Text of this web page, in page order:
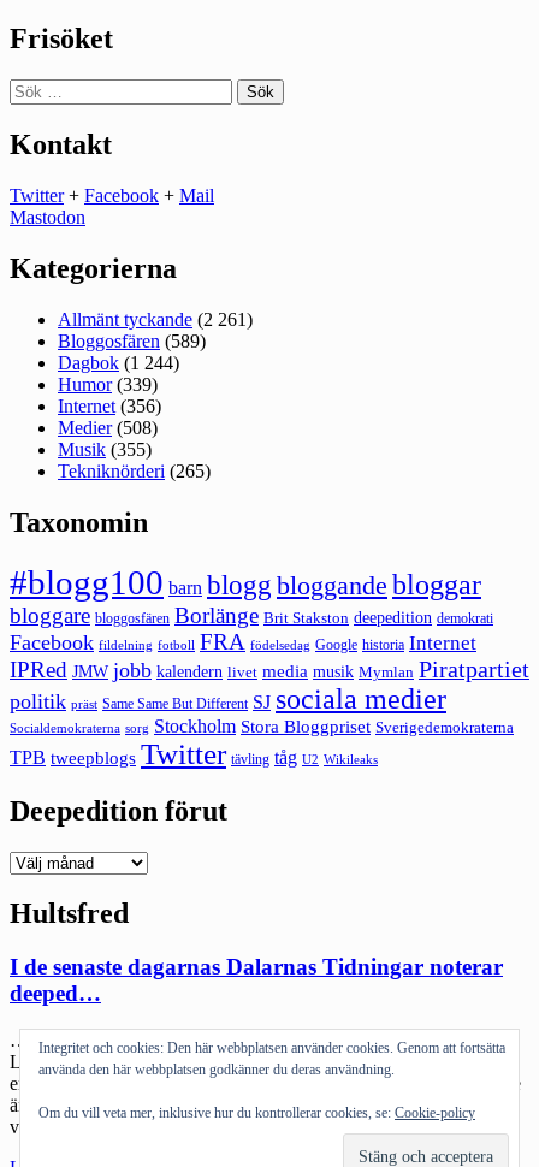
Frisöket
Sök
efter:
Kontakt
Twitter+ Facebook + Mail
Mastodon
Kategorierna
Allmänt tyckande (2 261)
Bloggosfären (589)
Dagbok (1 244)
Humor(339)
Internet (356)
Medier(508)
Musik (355)
Tekniknörderi (265)
Taxonomin
#blogg100 barn blogg bloggande bloggar
bloggare bloggosfären Borlänge Brit Stakston deepedition demokrati
Facebook fildelning fotboll FRA födelsedag Google historia Internet
IPRed JMW jobb kalendern livet media musik Mymlan Piratpartiet
politik präst Same Same But Different SJ sociala medier
Socialdemokraterna sorg Stockholm Stora Bloggpriset Sverigedemokraterna
TPB tweepblogs Twitter tävling tåg U2 Wikileaks
Deepedition förut
Deepedition
Hultsfred
I de senaste dagarnas Dalarnas Tidningar noterar
deeped…
…att det här med veckonummer verkar vara grejen för Peace &
Love, och att Patrik Hammar visar upp en klassisk dalapurken
envishet, när han vägrar att ens öppna för att inse att det kanske inte
är världens smartaste drag att som den yngsta festivalen i landet
vägra ändra datum då man annars kommer att krocka […]
Integritet och cookies: Den här webbplatsen använder cookies. Genom att fortsätta
använda den här webbplatsen godkänner du deras användning.
Om du vill veta mer, inklusive hur du kontrollerar cookies, se: Cookie-policy